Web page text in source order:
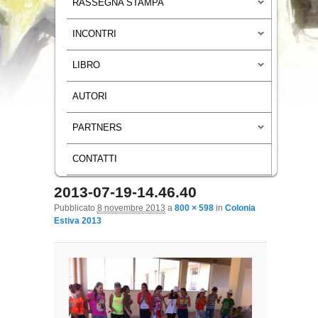
RASSEGNA STAMPA
INCONTRI
LIBRO
AUTORI
PARTNERS
CONTATTI
Navigazione immagini
2013-07-19-14.46.40
Pubblicato 8 novembre 2013 a 800 × 598in Colonia
Estiva 2013